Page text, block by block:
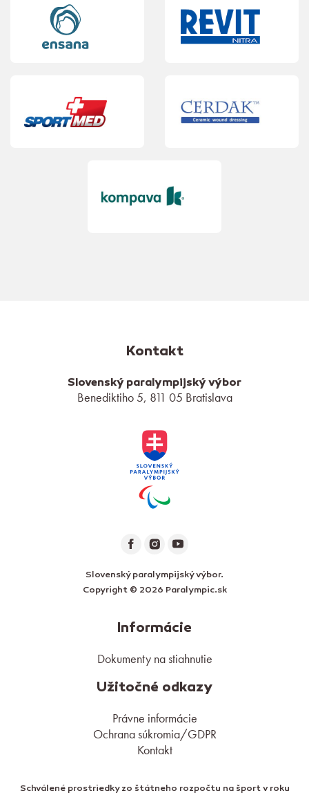
Kontakt
Slovenský paralympijský výbor
Benediktiho 5, 811 05 Bratislava
Slovenský paralympijský výbor.
Copyright © 2026 Paralympic.sk
Informácie
Dokumenty na stiahnutie
Užitočné odkazy
Právne informácie
Ochrana súkromia/GDPR
Kontakt
Schválené prostriedky zo štátneho rozpočtu na šport v roku